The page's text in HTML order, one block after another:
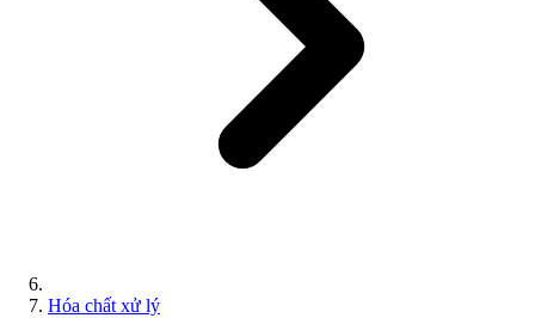
Hóa chất xử lý